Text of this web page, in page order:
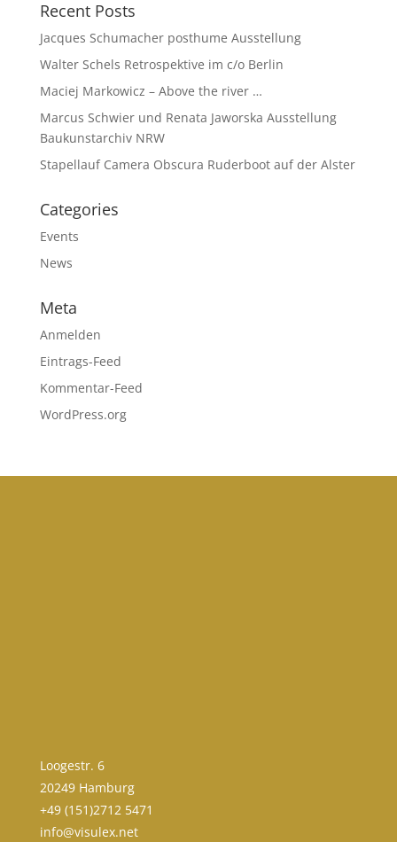
Recent Posts
Jacques Schumacher posthume Ausstellung
Walter Schels Retrospektive im c/o Berlin
Maciej Markowicz – Above the river …
Marcus Schwier und Renata Jaworska Ausstellung
Baukunstarchiv NRW
Stapellauf Camera Obscura Ruderboot auf der Alster
Categories
Events
News
Meta
Anmelden
Eintrags-Feed
Kommentar-Feed
WordPress.org
Loogestr. 6
20249 Hamburg
+49 (151)2712 5471
info@visulex.net